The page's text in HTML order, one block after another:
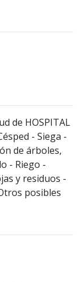
de HOSPITAL
- Siega -
de árboles,
- Riego -
y residuos -
posibles